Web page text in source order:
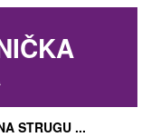
STRUGU ...